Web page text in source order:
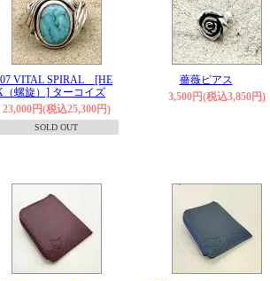
VITAL SPIRAL [HE
（螺旋）] ターコイズ
23,000円(税込25,300円)
SOLD OUT
薔薇ピアス
3,500円(税込3,850円)